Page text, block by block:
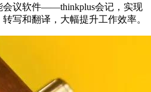
会议软件——thinkplus会记，实现
写和翻译，大幅提升工作效率。